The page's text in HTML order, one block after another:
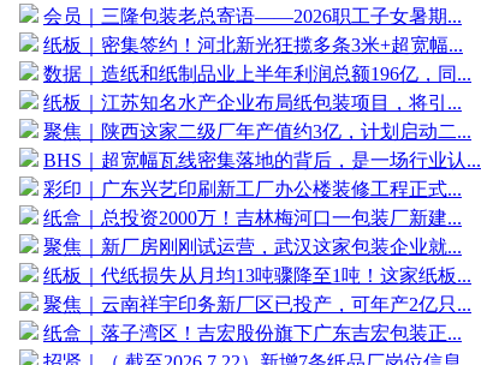
会员｜三隆包装老总寄语——2026职工子女暑期...
纸板｜密集签约！河北新光狂揽多条3米+超宽幅...
数据｜造纸和纸制品业上半年利润总额196亿，同...
纸板｜江苏知名水产企业布局纸包装项目，将引...
聚焦｜陕西这家二级厂年产值约3亿，计划启动二...
BHS｜超宽幅瓦线密集落地的背后，是一场行业认...
彩印｜广东兴艺印刷新工厂办公楼装修工程正式...
纸盒｜总投资2000万！吉林梅河口一包装厂新建...
聚焦｜新厂房刚刚试运营，武汉这家包装企业就...
纸板｜代纸损失从月均13吨骤降至1吨！这家纸板...
聚焦｜云南祥宇印务新厂区已投产，可年产2亿只...
纸盒｜落子湾区！吉宏股份旗下广东吉宏包装正...